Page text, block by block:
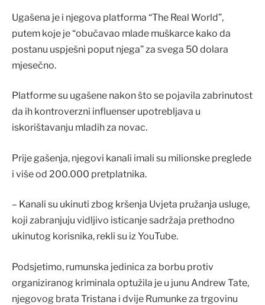
Ugašena je i njegova platforma “The Real World”,
putem koje je “obučavao mlade muškarce kako da
postanu uspješni poput njega” za svega 50 dolara
mjesečno.
Platforme su ugašene nakon što se pojavila zabrinutost
da ih kontroverzni influenser upotrebljava u
iskorištavanju mladih za novac.
Prije gašenja, njegovi kanali imali su milionske preglede
i više od 200.000 pretplatnika.
– Kanali su ukinuti zbog kršenja Uvjeta pružanja usluge,
koji zabranjuju vidljivo isticanje sadržaja prethodno
ukinutog korisnika, rekli su iz YouTube.
Podsjetimo, rumunska jedinica za borbu protiv
organiziranog kriminala optužila je u junu Andrew Tate,
njegovog brata Tristana i dvije Rumunke za trgovinu